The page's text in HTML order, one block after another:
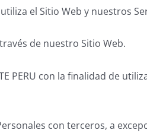
el Sitio Web y nuestros
de nuestro Sitio Web.
PERU con la finalidad de
con terceros, a